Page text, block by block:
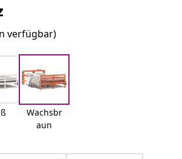
verfügbar)
Wachsbr
aun